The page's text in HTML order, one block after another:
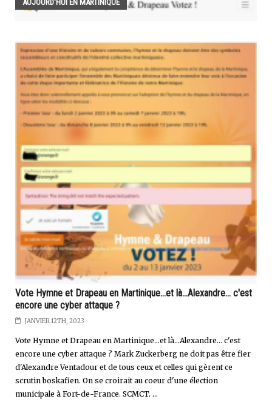
AUJOURD'HUI EN MARTINIQUE
Vote Hymne et Drapeau en Martinique...et là...Alexandre... c'est
encore une cyber attaque ?
JANVIER 12TH, 2023
Vote Hymne et Drapeau en Martinique…et là…Alexandre… c'est
encore une cyber attaque ? Mark Zuckerberg ne doit pas être fier
d'Alexandre Ventadour et de tous ceux et celles qui gèrent ce
scrutin boskafien. On se croirait au coeur d'une élection
municipale à Fort-de-France. SCMCT. ...